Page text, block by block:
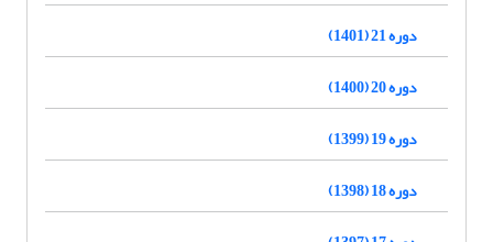
دوره 21 (1401)
دوره 20 (1400)
دوره 19 (1399)
دوره 18 (1398)